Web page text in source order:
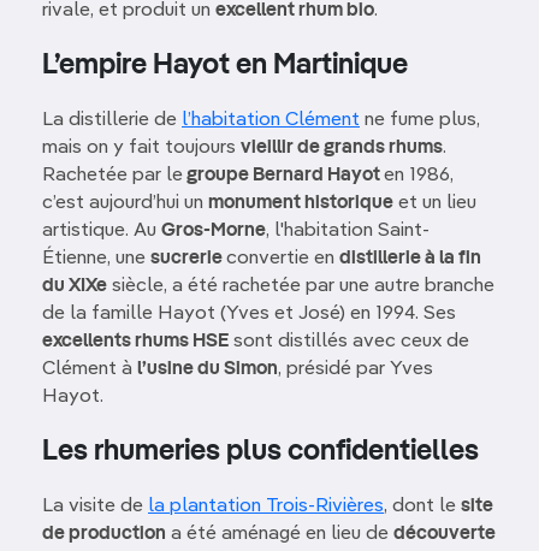
rivale, et produit un excellent rhum bio.
L’empire Hayot en Martinique
La distillerie de l’habitation Clément ne fume plus,
mais on y fait toujours vieillir de grands rhums.
Rachetée par legroupe Bernard Hayoten 1986,
c’est aujourd’hui un monument historique et un lieu
artistique. Au Gros-Morne, l'habitation Saint-
Étienne, une sucrerieconvertie en distillerie à la fin
du XIXe siècle, a été rachetée par une autre branche
de la famille Hayot (Yves et José) en 1994. Ses
excellents rhums HSE sont distillés avec ceux de
Clément à l’usine du Simon, présidé par Yves
Hayot.
Les rhumeries plus confidentielles
La visite de la plantation Trois-Rivières, dont le site
de production a été aménagé en lieu de découverte